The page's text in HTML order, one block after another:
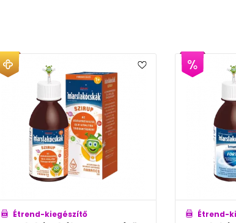
Étrend-kiegészítő Étrend-